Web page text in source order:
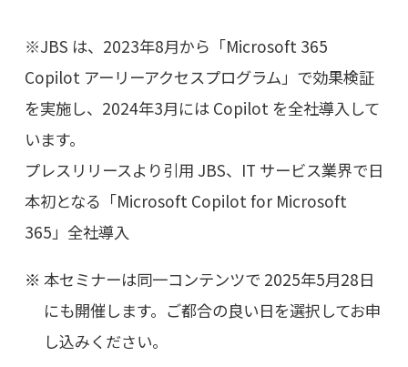
※JBS は、2023年8月から「Microsoft 365
Copilot アーリーアクセスプログラム」で効果検証
を実施し、2024年3月には Copilot を全社導入して
います。
プレスリリースより引用 JBS、IT サービス業界で日
本初となる「Microsoft Copilot for Microsoft
365」全社導入
本セミナーは同一コンテンツで 2025年5月28日
にも開催します。ご都合の良い日を選択してお申
し込みください。